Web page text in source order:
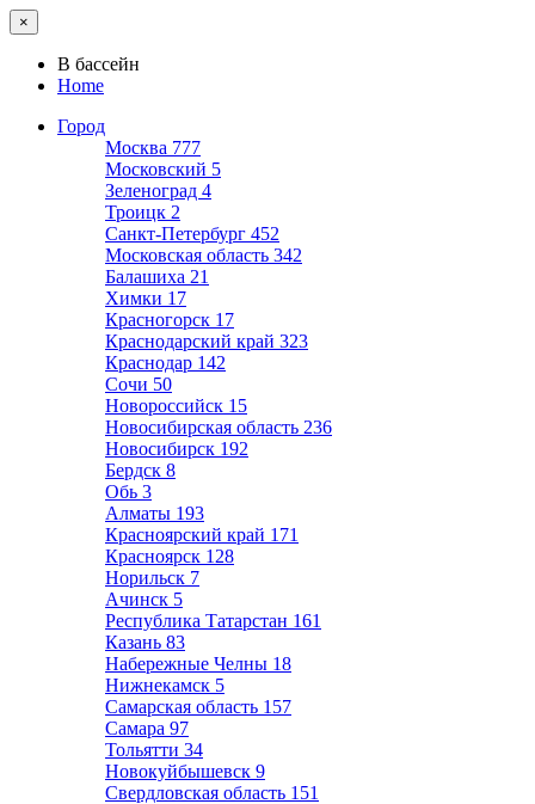
×
В бассейн
Home
Город
Москва 777
Московский 5
Зеленоград 4
Троицк 2
Санкт-Петербург 452
Московская область 342
Балашиха 21
Химки 17
Красногорск 17
Краснодарский край 323
Краснодар 142
Сочи 50
Новороссийск 15
Новосибирская область 236
Новосибирск 192
Бердск 8
Обь 3
Алматы 193
Красноярский край 171
Красноярск 128
Норильск 7
Ачинск 5
Республика Татарстан 161
Казань 83
Набережные Челны 18
Нижнекамск 5
Самарская область 157
Самара 97
Тольятти 34
Новокуйбышевск 9
Свердловская область 151